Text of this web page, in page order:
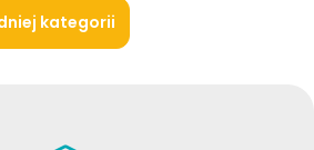
kategorii